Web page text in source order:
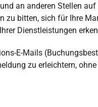
an anderen Stellen
zu bitten, sich für Ihre
Dienstleistungen
E-Mails
zu erleichtern,